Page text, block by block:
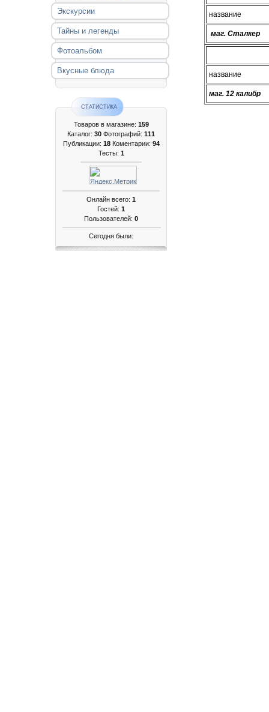
Экскурсии
Тайны и легенды
Фотоальбом
Вкусные блюда
СТАТИСТИКА
Товаров в магазине: 159
Каталог: 30 Фотографий: 111
Публикации: 18 Коментарии: 94
Тесты: 1
Онлайн всего: 1
Гостей: 1
Пользователей: 0
Сегодня были:
название
маг. Сталкер
название
маг. 12 калибр